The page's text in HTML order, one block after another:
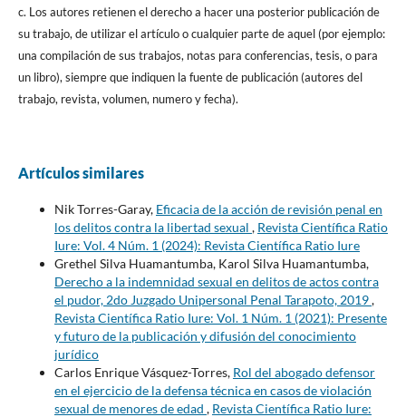
c. Los autores retienen el derecho a hacer una posterior publicación de
su trabajo, de utilizar el artículo o cualquier parte de aquel (por ejemplo:
una compilación de sus trabajos, notas para conferencias, tesis, o para
un libro), siempre que indiquen la fuente de publicación (autores del
trabajo, revista, volumen, numero y fecha).
Artículos similares
Nik Torres-Garay, Eficacia de la acción de revisión penal en
los delitos contra la libertad sexual , Revista Científica Ratio
Iure: Vol. 4 Núm. 1 (2024): Revista Científica Ratio Iure
Grethel Silva Huamantumba, Karol Silva Huamantumba,
Derecho a la indemnidad sexual en delitos de actos contra
el pudor, 2do Juzgado Unipersonal Penal Tarapoto, 2019,
Revista Científica Ratio Iure: Vol. 1 Núm. 1 (2021): Presente
y futuro de la publicación y difusión del conocimiento
jurídico
Carlos Enrique Vásquez-Torres, Rol del abogado defensor
en el ejercicio de la defensa técnica en casos de violación
sexual de menores de edad , Revista Científica Ratio Iure: